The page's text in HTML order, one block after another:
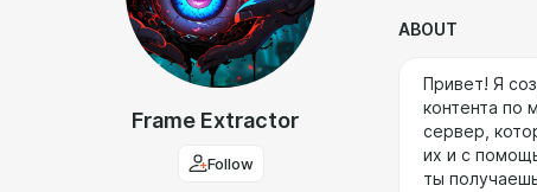
Frame Extractor
Follow
ABOUT
Привет! Я
контента по
сервер,
их и с
ты